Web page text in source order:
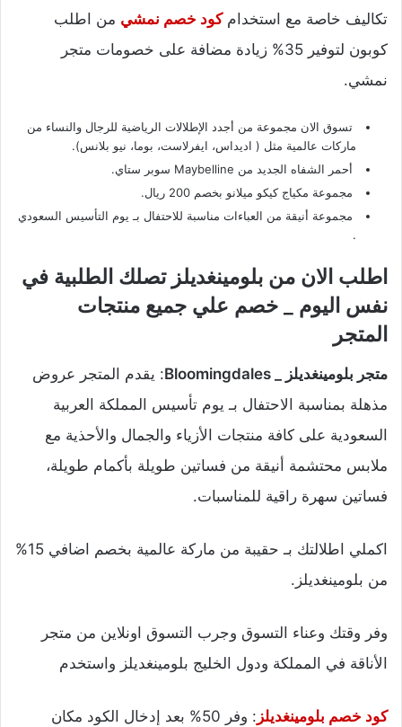
تكاليف خاصة مع استخدام كود خصم نمشي من اطلب
كوبون لتوفير 35% زيادة مضافة على خصومات متجر
نمشي.
تسوق الان مجموعة من أجدد الإطلالات الرياضية للرجال والنساء من
ماركات عالمية مثل ( اديداس، ايفرلاست، بوما، نيو بلانس).
أحمر الشفاه الجديد من Maybelline سوبر ستاي.
مجموعة مكياج كيكو ميلانو بخصم 200 ريال.
مجموعة أنيقة من العباءات مناسبة للاحتفال بـ يوم التأسيس السعودي
.
اطلب الان من بلومينغديلز تصلك الطلبية في
نفس اليوم _ خصم علي جميع منتجات
المتجر
متجر بلومينغديلز _ Bloomingdales
: يقدم المتجر عروض
مذهلة بمناسبة الاحتفال بـ يوم تأسيس المملكة العربية
السعودية على كافة منتجات الأزياء والجمال والأحذية مع
ملابس محتشمة أنيقة من فساتين طويلة بأكمام طويلة،
فساتين سهرة راقية للمناسبات.
اكملي اطلالتك بـ حقيبة من ماركة عالمية بخصم اضافي 15%
من بلومينغديلز.
وفر وقتك وعناء التسوق وجرب التسوق اونلاين من متجر
الأناقة في المملكة ودول الخليج بلومينغديلز واستخدم
كود خصم بلومينغديلز
: وفر 50% بعد إدخال الكود مكان